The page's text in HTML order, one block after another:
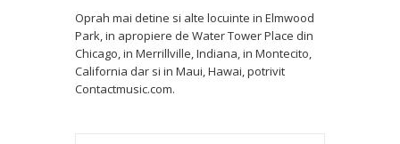
Oprah mai detine si alte locuinte in Elmwood
Park, in apropiere de Water Tower Place din
Chicago, in Merrillville, Indiana, in Montecito,
California dar si in Maui, Hawai, potrivit
Contactmusic.com.